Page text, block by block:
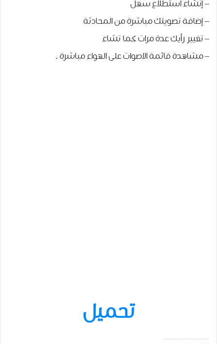
– إنشاء استطلاع سهل
– إضافة تصويتك مباشرة من المحادثة
– تغيير رأيك عدة مرات كما تشاء
– مشاهدة قائمة الاصوات على الهواء مباشرة .
تحميل